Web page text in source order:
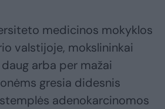
medicinos mokyklos
valstijoje, mokslininkai
arba per mažai
gresia didesnis
adenokarcinomos